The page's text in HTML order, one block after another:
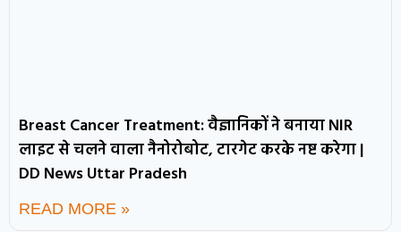
Breast Cancer Treatment: वैज्ञानिकों ने बनाया NIR
लाइट से चलने वाला नैनोरोबोट, टारगेट करके नष्ट करेगा |
DD News Uttar Pradesh
READ MORE »